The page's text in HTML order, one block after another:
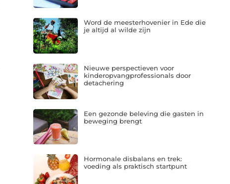
Word de meesterhovenier in Ede die
je altijd al wilde zijn
Nieuwe perspectieven voor
kinderopvangprofessionals door
detachering
Een gezonde beleving die gasten in
beweging brengt
Hormonale disbalans en trek:
voeding als praktisch startpunt